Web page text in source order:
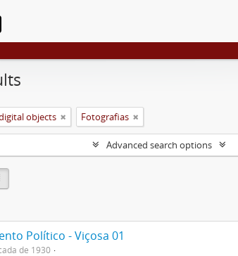
objects Fotografias
Advanced search options
Político - Viçosa 01
de 1930